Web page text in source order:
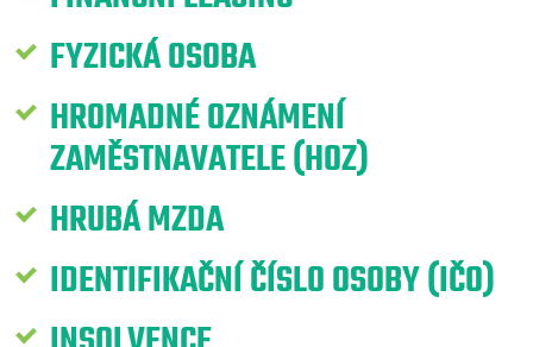
FYZICKÁ OSOBA
HROMADNÉ OZNÁMENÍ
ZAMĚSTNAVATELE (HOZ)
HRUBÁ MZDA
IDENTIFIKAČNÍ ČÍSLO OSOBY (IČO)